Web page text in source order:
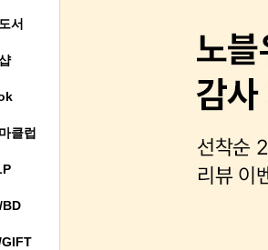
서
클럽
BD
GIFT